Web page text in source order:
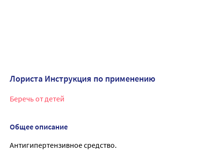
Лориста Инструкция по применению
Беречь от детей
Общее описание
Антигипертензивное средство.